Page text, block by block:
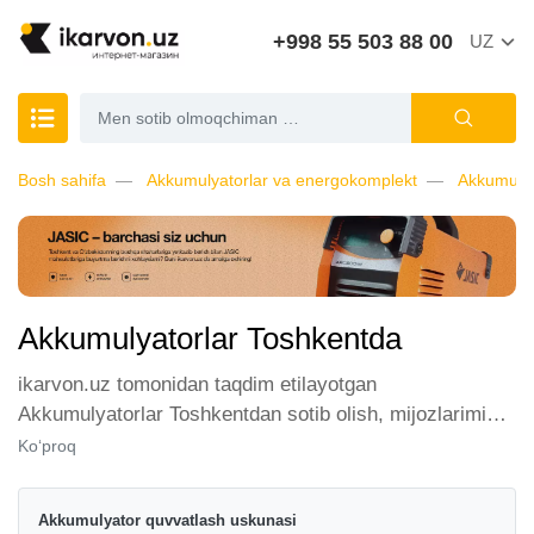
+998 55 503 88 00 UZ
Bosh sahifa Akkumulyatorlar va energokomplekt
Akkumulyatorlar Toshkentda
ikarvon.uz tomonidan taqdim etilayotgan
Akkumulyatorlar Toshkentdan sotib olish, mijozlarimiz
orasida katta talabga ega. Biz ushbu toifadagi tovarlarni
Ko‘proq
Akkumulyator quvvatlash uskunasi